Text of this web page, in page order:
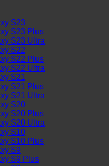
S23
S23 Plus
S23 Ultra
S22
S22 Plus
S22 Ultra
S21
S21 Plus
S21 Ultra
S20
S20 Plus
S20 Ultra
S10
S10 Plus
S9
S9 Plus